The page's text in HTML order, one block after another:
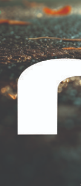
Domingo, 26 de
Les